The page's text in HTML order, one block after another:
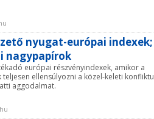
nyugat-európai indexek;
nagypapírok
európai részvényindexek, amikor a
ellensúlyozni a közel-keleti
aggodalmat.